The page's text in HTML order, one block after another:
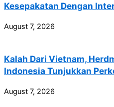
Kesepakatan Dengan
August 7, 2026
Kalah Dari Vietnam,
Indonesia Tunjukkan
August 7, 2026